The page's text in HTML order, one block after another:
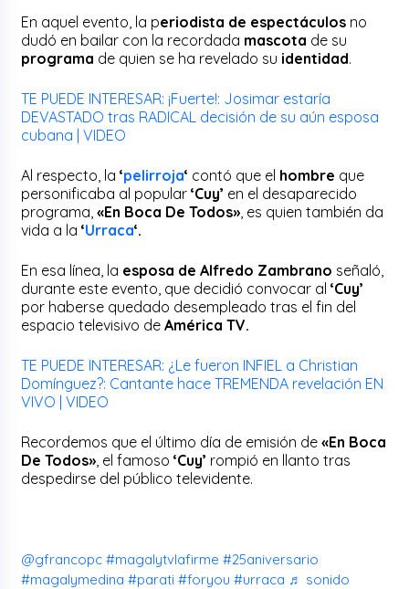
En aquel evento, la periodista de espectáculos no
dudó en bailar con la recordada mascota de su
programa de quien se ha revelado su identidad.
TE PUEDE INTERESAR: ¡Fuerte!: Josimar estaría
DEVASTADO tras RADICAL decisión de su aún esposa
cubana | VIDEO
Al respecto, la ‘pelirroja‘ contó que el hombre que
personificaba al popular‘Cuy’ en el desaparecido
programa,«En Boca De Todos» , es quien también da
vida a la ‘Urraca‘.
En esa línea, la esposa de Alfredo Zambrano señaló,
durante este evento, que decidió convocar al‘Cuy’
por haberse quedado desempleado tras el fin del
espacio televisivo deAmérica TV.
TE PUEDE INTERESAR: ¿Le fueron INFIEL a Christian
Domínguez?: Cantante hace TREMENDA revelación EN
VIVO | VIDEO
Recordemos que el último día de emisión de «En Boca
De Todos» , el famoso‘Cuy’ rompió en llanto tras
despedirse del público televidente.
@gfrancopc #magalytvlafirme #25aniversario
#magalymedina #parati #foryou #urraca ♬ sonido